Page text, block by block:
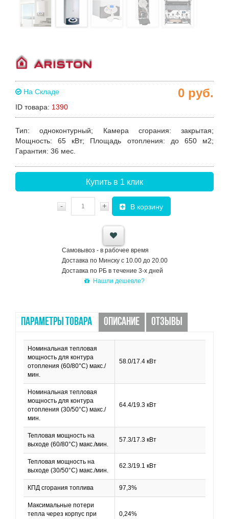
На Складе
ID товара: 1390
0 руб.
Тип: одноконтурный; Камера сгорания: закрытая;
Мощность: 65 кВт; Площадь отопления: до 650 м2;
Гарантия: 36 мес.
Купить в 1 клик
- + В корзину
Самовывоз - в рабочее время
Доставка по Минску с 10.00 до 20.00
Доставка по РБ в течение 3-х дней
Нашли дешевле?
ПАРАМЕТРЫ ТОВАРА ОПИСАНИЕ ОТЗЫВЫ
Номинальная тепловая
мощность для контура
отопления (60/80°С) макс./
мин.
58.0/17.4 кВт
Номинальная тепловая
мощность для контура
отопления (30/50°С) макс./
мин.
64.4/19.3 кВт
Тепловая мощность на
выходе (60/80°С) макс./мин.
57.3/17.3 кВт
Тепловая мощность на
выходе (30/50°С) макс./мин.
62.3/19.1 кВт
КПД сгорания топлива 97,3%
Максимальные потери
тепла через корпус при
0,24%